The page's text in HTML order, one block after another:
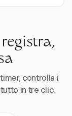
controlla i
in tre clic.